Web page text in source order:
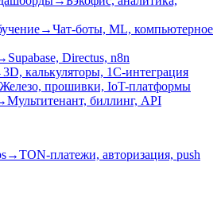
→Чат-боты, ML, компьютерное
Supabase, Directus, n8n
3D, калькуляторы, 1С-интеграция
Железо, прошивки, IoT-платформы
Мультитенант, биллинг, API
→TON-платежи, авторизация, push